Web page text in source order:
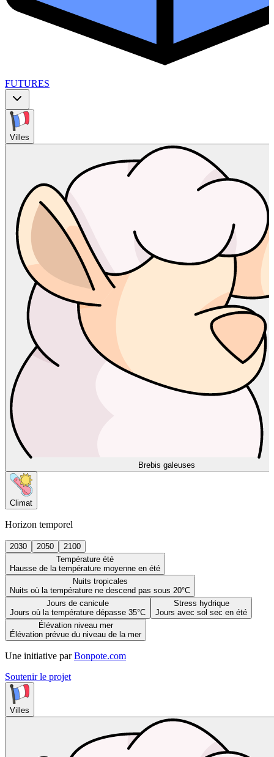
FUTURES
Villes
Brebis galeuses
Climat
Horizon temporel
2030 2050
2100
Température été
Hausse de la température moyenne en été
Nuits tropicales
Nuits où la température ne descend pas sous 20°C
Jours de canicule
Jours où la température dépasse 35°C
Stress hydrique
Jours avec sol sec en été
Élévation niveau mer
Élévation prévue du niveau de la mer
Une initiative par Bonpote.com
Soutenir le projet
Villes